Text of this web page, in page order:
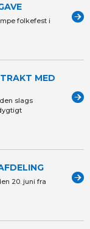
folkefest i
MED
slags
20. juni fra